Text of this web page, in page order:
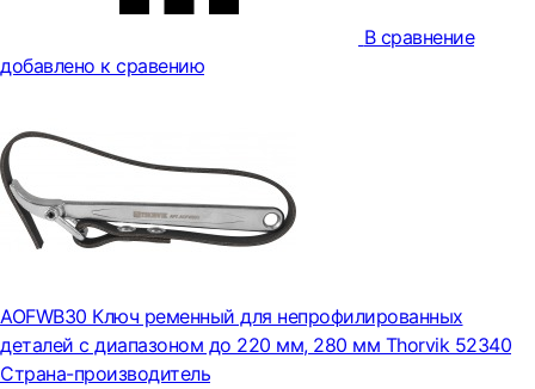
В сравнение
добавлено к сравению
AOFWB30 Ключ ременный для непрофилированных
деталей с диапазоном до 220 мм, 280 мм Thorvik 52340
Страна-производитель